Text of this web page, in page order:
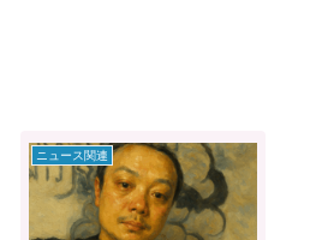
ニュース関連